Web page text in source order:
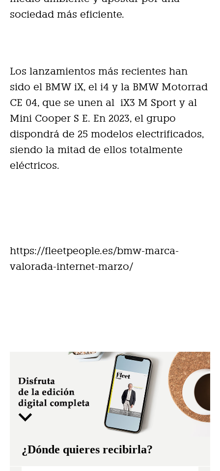
sociedad más eficiente.
Los lanzamientos más recientes han
sido el BMW iX, el i4 y la BMW Motorrad
CE 04, que se unen al iX3 M Sport y al
Mini Cooper S E. En 2023, el grupo
dispondrá de 25 modelos electrificados,
siendo la mitad de ellos totalmente
eléctricos.
https://fleetpeople.es/bmw-marca-
valorada-internet-marzo/
¿Dónde quieres recibirla?